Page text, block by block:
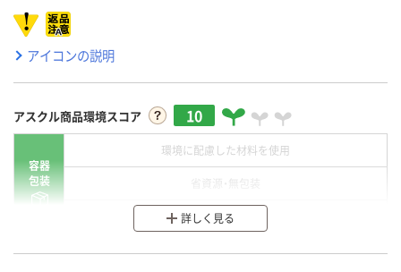
アイコンの説明
アスクル商品環境スコア 10
容器
包装
環境に配慮した材料を使用
分別・リサイクルしやすい設計
詳しく見る